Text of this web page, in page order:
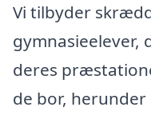
Vi tilbyder
gymnasieelever,
deres
de bor, herunder